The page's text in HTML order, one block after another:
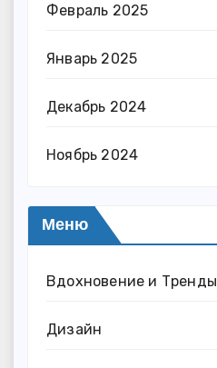
Февраль 2025
Январь 2025
Декабрь 2024
Ноябрь 2024
Меню
Вдохновение и Тренды
Дизайн